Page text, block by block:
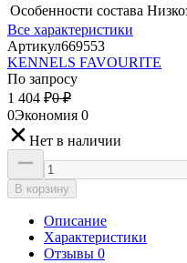
Особенности состава
Все характеристики
Артикул669553
KENNELS FAVOURITE
По запросу
1 404 ₽0 ₽
0Экономия 0
Нет в наличии
В корзину
Описание
Характеристики
Отзывы 0